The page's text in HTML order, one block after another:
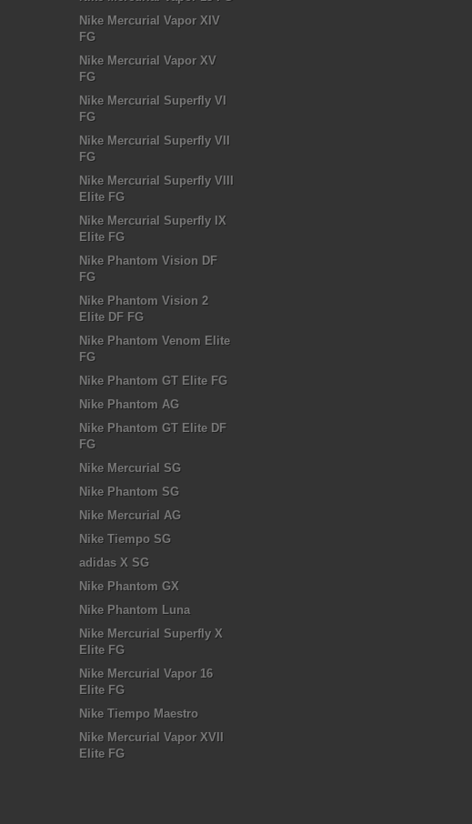
Nike Mercurial Vapor XIV
FG
Nike Mercurial Vapor XV
FG
Nike Mercurial Superfly VI
FG
Nike Mercurial Superfly VII
FG
Nike Mercurial Superfly VIII
Elite FG
Nike Mercurial Superfly IX
Elite FG
Nike Phantom Vision DF
FG
Nike Phantom Vision 2
Elite DF FG
Nike Phantom Venom Elite
FG
Nike Phantom GT Elite FG
Nike Phantom AG
Nike Phantom GT Elite DF
FG
Nike Mercurial SG
Nike Phantom SG
Nike Mercurial AG
Nike Tiempo SG
adidas X SG
Nike Phantom GX
Nike Phantom Luna
Nike Mercurial Superfly X
Elite FG
Nike Mercurial Vapor 16
Elite FG
Nike Tiempo Maestro
Nike Mercurial Vapor XVII
Elite FG